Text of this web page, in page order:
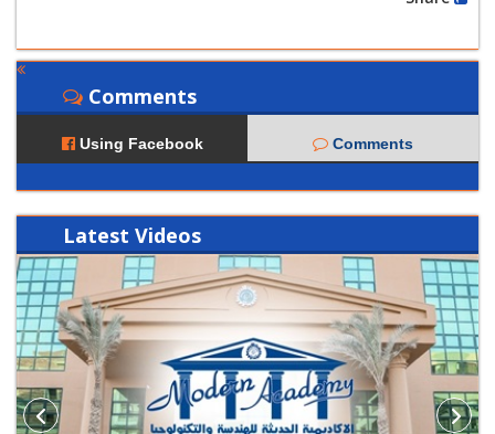
Comments
Using Facebook Comments
Latest Videos